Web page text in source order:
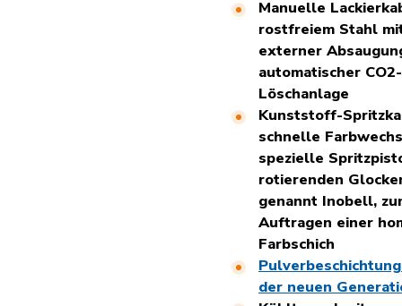
Manuelle
rostfreiem Stahl
externer
automatischer CO2-
Löschanlage
Kunststoff-
schnelle
spezielle
rotierenden
genannt Inobell,
Auftragen einer
Farbschich
der neuen